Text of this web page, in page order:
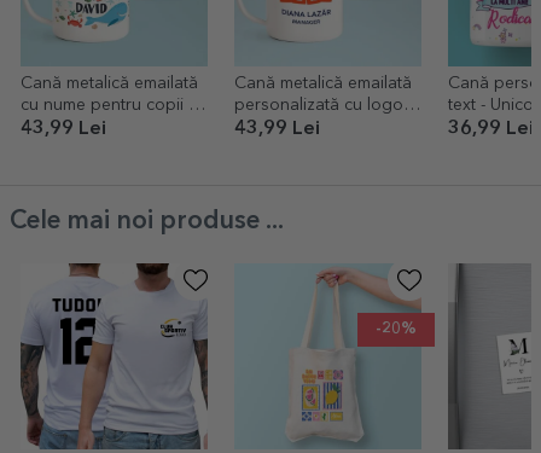
Cană metalică emailată
cu nume pentru copii -
Sea friends
43,99 Lei
Cană metalică emailată
personalizată cu logo și
mesaj - Team
43,99 Lei
Cană
text -
36,99 Lei
Cele mai noi produse ...
-20%